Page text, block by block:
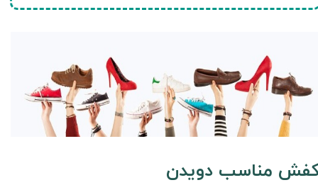
مناسب دویدن